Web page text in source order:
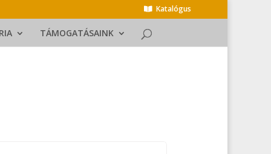
Katalógus
TÁMOGATÁSAINK